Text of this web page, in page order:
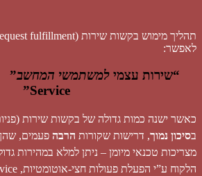
לאפשר:
“שירות עצמילמשתמשי המחשב
Service”
כאשר
בסיכון נמוך, דרישות שקורות הרבה פעמים, שהן
מצריכות טכנאי מיומן – ניתן למלא במהירות